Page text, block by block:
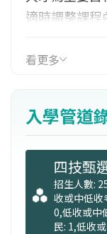
適時調整課
看更多
入學管道
四技甄
招生人數:
收或中低收
0,低收或中
民: 1,低收